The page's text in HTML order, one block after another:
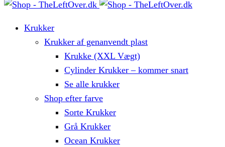
Krukker
Krukker af genanvendt plast
Krukke (XXL Vægt)
Cylinder Krukker – kommer snart
Se alle krukker
Shop efter farve
Sorte Krukker
Grå Krukker
Ocean Krukker